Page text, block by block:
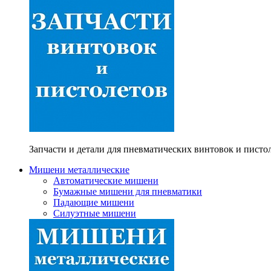
Запчасти и детали для пневматических винтовок и
Мишени металлические
Автоматические мишени
Бумажные мишени для пневматики
Падающие мишени
Силуэтные мишени